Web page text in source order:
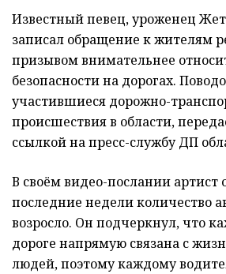
Известный певец, уроженец
записал обращение к жителям
призывом внимательнее
безопасности на дорогах.
участившиеся дорожно-
происшествия в области,
ссылкой на пресс-службу ДП
В своём видео-послании артист
последние недели количество
возросло. Он подчеркнул, что
дороге напрямую связана с
людей, поэтому каждому